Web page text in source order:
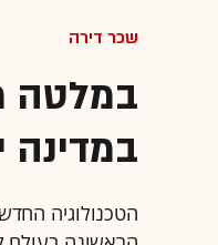
שכר דירה
במלטה
במדינה
הטכנולוגיה